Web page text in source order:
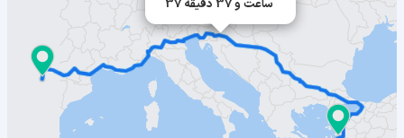
37 ساعت و 37 دقیقه